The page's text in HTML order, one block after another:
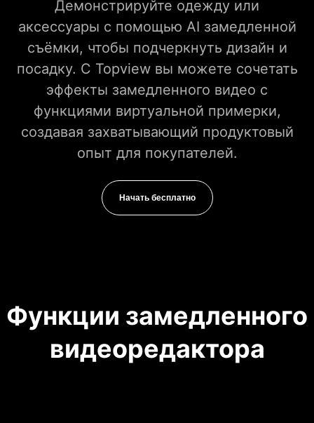
Демонстрируйте одежду или
аксессуары с помощью AI замедленной
съёмки, чтобы подчеркнуть дизайн и
посадку. С Topview вы можете сочетать
эффекты замедленного видео с
функциями виртуальной примерки,
создавая захватывающий продуктовый
опыт для покупателей.
Начать бесплатно
Функции замедленного
видеоредактора